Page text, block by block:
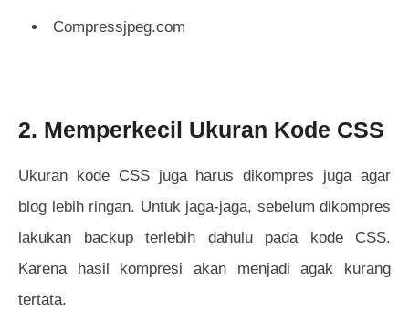
Compressjpeg.com
2. Memperkecil Ukuran Kode CSS
Ukuran kode CSS juga harus dikompres juga agar
blog lebih ringan. Untuk jaga-jaga, sebelum dikompres
lakukan backup terlebih dahulu pada kode CSS.
Karena hasil kompresi akan menjadi agak kurang
tertata.